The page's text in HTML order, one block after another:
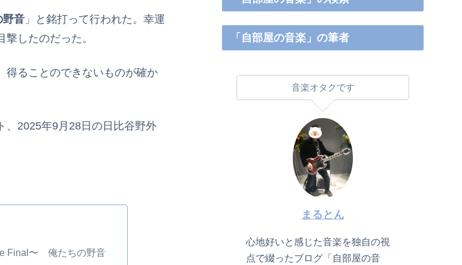
音 」と銘打って行われた。幸運
したのだった。
得ることのできないものが確か
、2025年9月28日の日比谷野外
Final〜 俺たちの野音
「自部屋の音楽」の筆者
音楽オタクです
まるとん
心地好いと感じた音楽を独自の視
点で綴ったブログ「自部屋の音